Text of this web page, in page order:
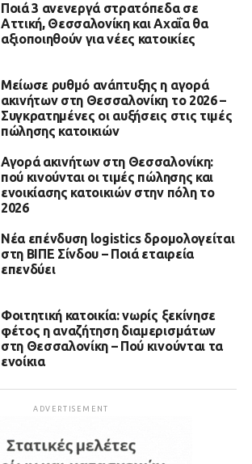
Ποιά 3 ανενεργά στρατόπεδα σε
Αττική, Θεσσαλονίκη και Αχαΐα θα
αξιοποιηθούν για νέες κατοικίες
Μείωσε ρυθμό ανάπτυξης η αγορά
ακινήτων στη Θεσσαλονίκη το 2026 –
Συγκρατημένες οι αυξήσεις στις τιμές
πώλησης κατοικιών
Αγορά ακινήτων στη Θεσσαλονίκη:
πού κινούνται οι τιμές πώλησης και
ενοικίασης κατοικιών στην πόλη το
2026
Νέα επένδυση logistics δρομολογείται
στη ΒΙΠΕ Σίνδου – Ποιά εταιρεία
επενδύει
Φοιτητική κατοικία: νωρίς ξεκίνησε
φέτος η αναζήτηση διαμερισμάτων
στη Θεσσαλονίκη – Πού κινούνται τα
ενοίκια
ADVERTISEMENT